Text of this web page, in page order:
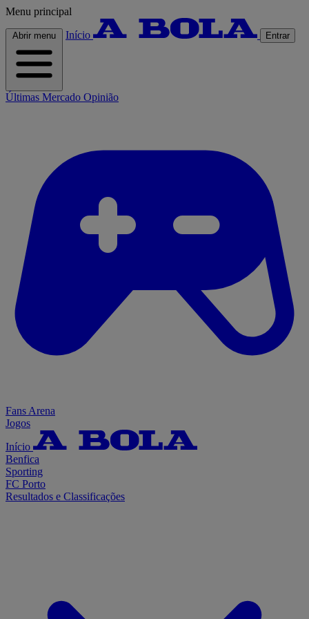
Menu principal
Abrir menu Início Entrar
Últimas Mercado Opinião
Fans Arena
Jogos
Início
Benfica
Sporting
FC Porto
Resultados e Classificações